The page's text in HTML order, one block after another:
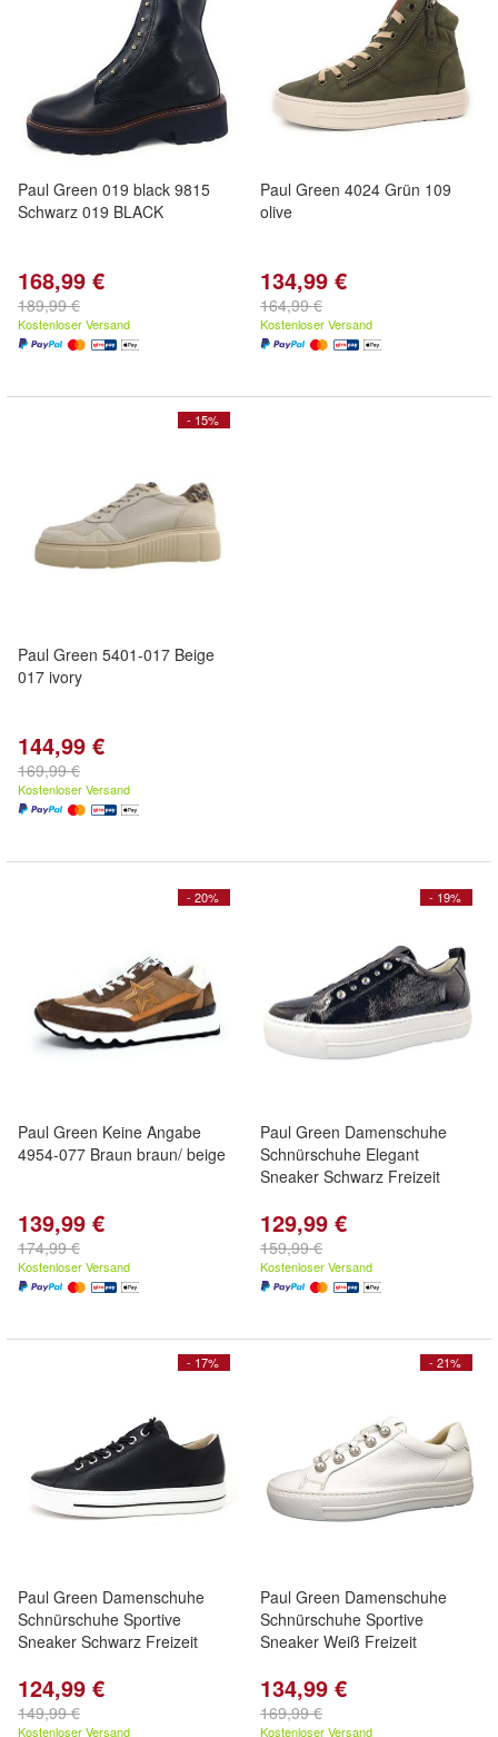
Paul Green 019 black 9815
Schwarz 019 BLACK
168,99 €
189,99 €
Kostenloser Versand
Paul Green 4024 Grün 109
olive
134,99 €
164,99 €
Kostenloser Versand
- 15%
Paul Green 5401-017 Beige
017 ivory
144,99 €
169,99 €
Kostenloser Versand
- 20%
Paul Green Keine Angabe
4954-077 Braun braun/ beige
139,99 €
174,99 €
Kostenloser Versand
- 19%
Paul Green Damenschuhe
Schnürschuhe Elegant
Sneaker Schwarz Freizeit
129,99 €
159,99 €
Kostenloser Versand
- 17%
Paul Green Damenschuhe
Schnürschuhe Sportive
Sneaker Schwarz Freizeit
124,99 €
149,99 €
Kostenloser Versand
- 21%
Paul Green Damenschuhe
Schnürschuhe Sportive
Sneaker Weiß Freizeit
134,99 €
169,99 €
Kostenloser Versand